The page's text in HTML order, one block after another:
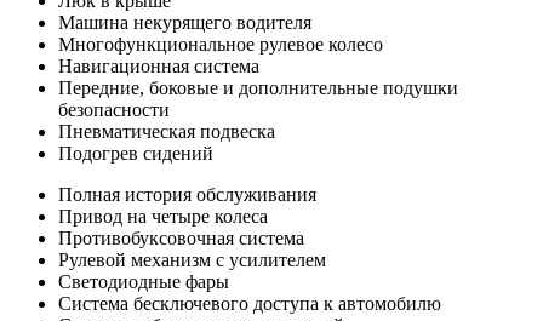
Машина некурящего водителя
Многофункциональное рулевое колесо
Навигационная система
Передние, боковые и дополнительные подушки
безопасности
Пневматическая подвеска
Подогрев сидений
Полная история обслуживания
Привод на четыре колеса
Противобуксовочная система
Рулевой механизм с усилителем
Светодиодные фары
Система бесключевого доступа к автомобилю